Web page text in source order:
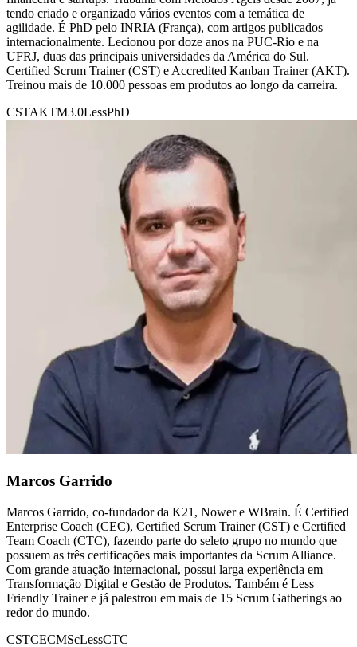
tendo criado e organizado vários eventos com a temática de
agilidade. É PhD pelo INRIA (França), com artigos publicados
internacionalmente. Lecionou por doze anos na PUC-Rio e na
UFRJ, duas das principais universidades da América do Sul.
Certified Scrum Trainer (CST) e Accredited Kanban Trainer (AKT).
Treinou mais de 10.000 pessoas em produtos ao longo da carreira.
CSTAKTM3.0LessPhD
Marcos Garrido
Marcos Garrido, co-fundador da K21, Nower e WBrain. É Certified
Enterprise Coach (CEC), Certified Scrum Trainer (CST) e Certified
Team Coach (CTC), fazendo parte do seleto grupo no mundo que
possuem as três certificações mais importantes da Scrum Alliance.
Com grande atuação internacional, possui larga experiência em
Transformação Digital e Gestão de Produtos. Também é Less
Friendly Trainer e já palestrou em mais de 15 Scrum Gatherings ao
redor do mundo.
CSTCECMScLessCTC